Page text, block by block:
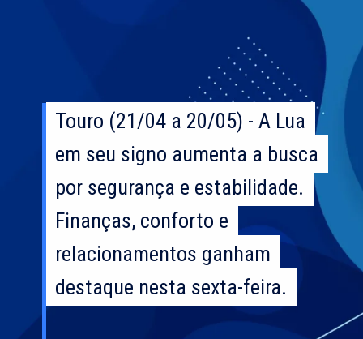
Touro (21/04 a 20/05) - A Lua
em seu signo aumenta a busca
por segurança e estabilidade.
Finanças, conforto e
relacionamentos ganham
destaque nesta sexta-feira.
Touro (21/04 a 20/05) - A Lua
em seu signo aumenta a busca
por segurança e estabilidade.
Finanças, conforto e
relacionamentos ganham
destaque nesta sexta-feira.